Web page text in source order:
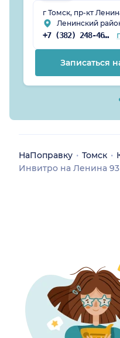
г Томск, пр-кт
Ленинский
+7 (382) 248-46-59
Записаться
НаПоправку Томск
Инвитро на Ленина 93